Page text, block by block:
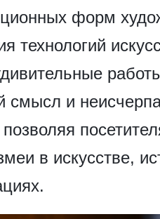
форм
технологий
смысл и
в искусстве,